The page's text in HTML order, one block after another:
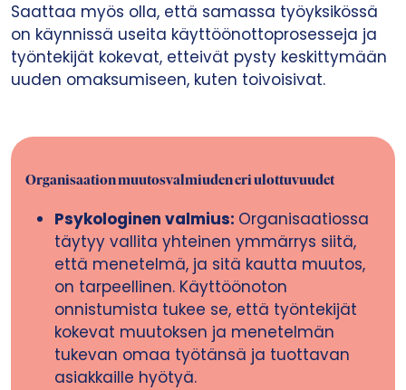
Saattaa myös olla, että samassa työyksikössä
on käynnissä useita käyttöönottoprosesseja ja
työntekijät kokevat, etteivät pysty keskittymään
uuden omaksumiseen, kuten toivoisivat.
Organisaation muutosvalmiuden eri ulottuvuudet
Psykologinen valmius: Organisaatiossa
täytyy vallita yhteinen ymmärrys siitä,
että menetelmä, ja sitä kautta muutos,
on tarpeellinen. Käyttöönoton
onnistumista tukee se, että työntekijät
kokevat muutoksen ja menetelmän
tukevan omaa työtänsä ja tuottavan
asiakkaille hyötyä.